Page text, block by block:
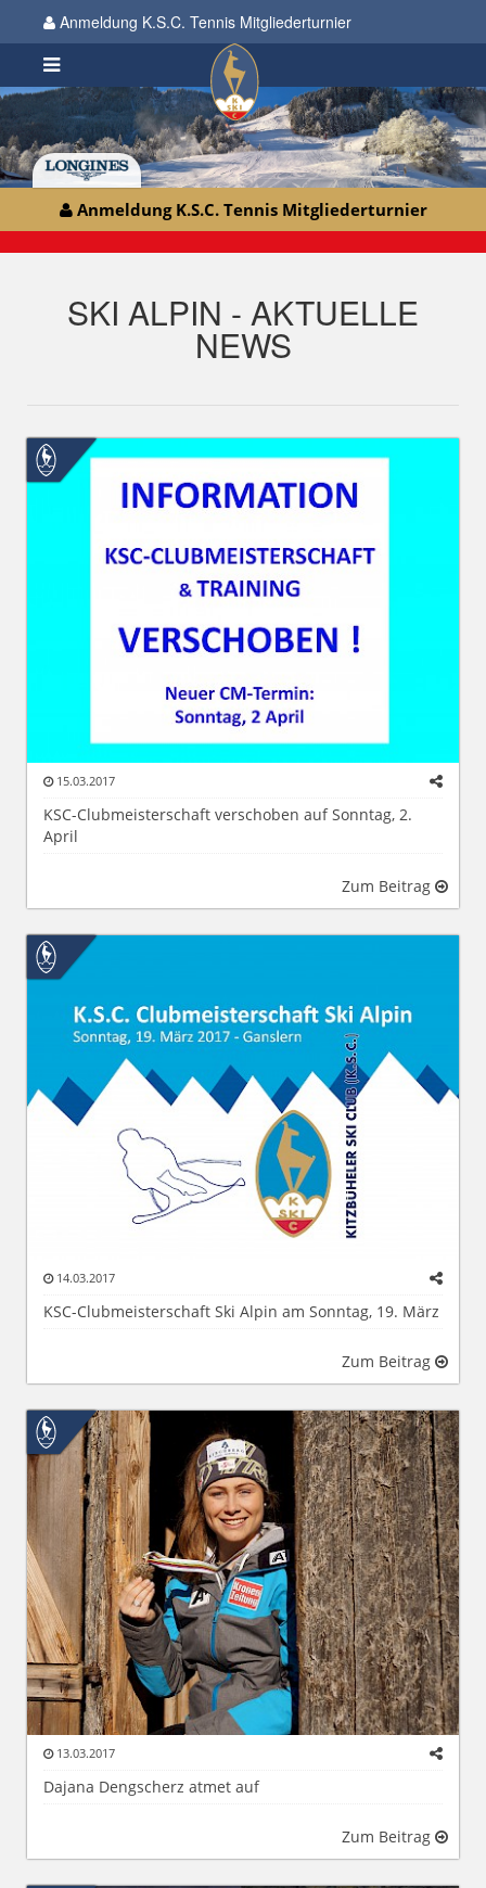
Anmeldung K.S.C. Tennis Mitgliederturnier
Anmeldung K.S.C. Tennis Mitgliederturnier
SKI ALPIN - AKTUELLE
NEWS
15.03.2017
KSC-Clubmeisterschaft verschoben auf Sonntag, 2.
April
Zum Beitrag
14.03.2017
KSC-Clubmeisterschaft Ski Alpin am Sonntag, 19. März
Zum Beitrag
13.03.2017
Dajana Dengscherz atmet auf
Zum Beitrag